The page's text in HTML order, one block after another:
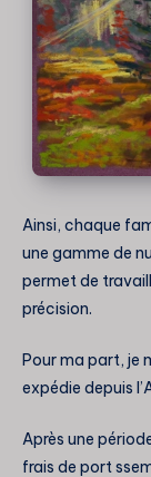
Ainsi, chaque
une gamme de
permet de
précision.
Pour ma part, je
expédie depuis
Après une
frais de port